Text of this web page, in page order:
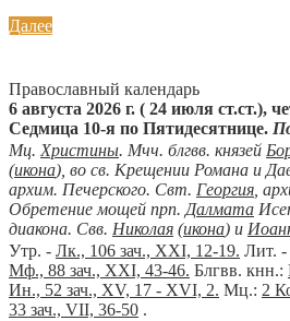
Далее
Православный календарь
6 августа 2026 г. ( 24 июля ст.ст.),
Седмица 10-я по Пятидесятнице.
Мц. Христины. Мчч. блгвв. князей
(икона), во св. Крещении Романа и
архим. Печерского. Свт. Георгия ,
Обретение мощей прп. Далмата
диакона. Свв. Николая (икона) и
Утр. - Лк., 106 зач., XXI, 12-19. Лит. -
Мф., 88 зач., XXI, 43-46. Блгвв. кнн.:
Ин., 52 зач., XV, 17 - XVI, 2. Мц.: 2
33 зач., VII, 36-50 .